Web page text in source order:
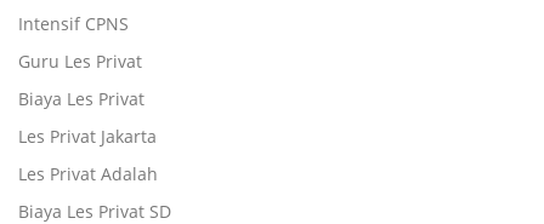
Intensif CPNS
Guru Les Privat
Biaya Les Privat
Les Privat Jakarta
Les Privat Adalah
Biaya Les Privat SD